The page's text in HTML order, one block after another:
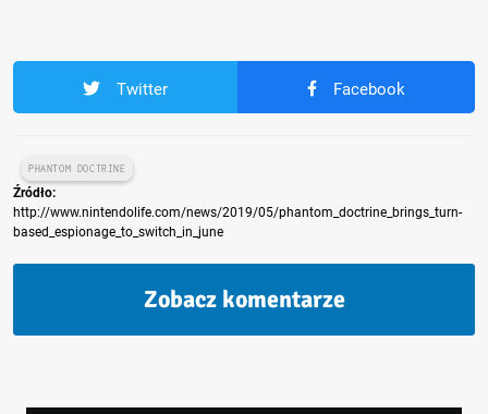
Twitter Facebook
PHANTOM DOCTRINE
Źródło:
http://www.nintendolife.com/news/2019/05/phantom_doctrine_brings_turn-
based_espionage_to_switch_in_june
Zobacz komentarze